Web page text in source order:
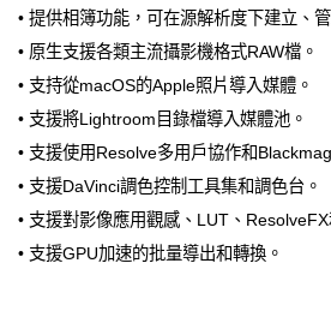
• 提供相簿功能，可在源解析度下建立、
• 原生支援各類主流攝影機格式RAW檔。
• 支持從macOS的Apple照片導入媒體。
• 支援將Lightroom目錄檔導入媒體池。
• 支援使用Resolve多用戶協作和
• 支援DaVinci調色控制工具集和調色台。
• 支援對影像應用觀感、LUT、
• 支援GPU加速的批量導出和轉換。